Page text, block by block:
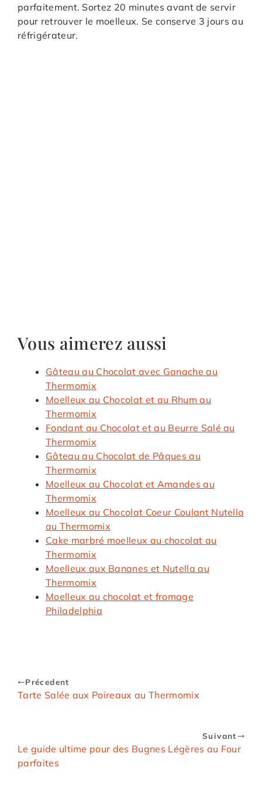
parfaitement. Sortez 20 minutes avant de servir
pour retrouver le moelleux. Se conserve 3 jours au
réfrigérateur.
Vous aimerez aussi
Gâteau au Chocolat avec Ganache au
Thermomix
Moelleux au Chocolat et au Rhum au
Thermomix
Fondant au Chocolat et au Beurre Salé au
Thermomix
Gâteau au Chocolat de Pâques au
Thermomix
Moelleux au Chocolat et Amandes au
Thermomix
Moelleux au Chocolat Coeur Coulant Nutella
au Thermomix
Cake marbré moelleux au chocolat au
Thermomix
Moelleux aux Bananes et Nutella au
Thermomix
Moelleux au chocolat et fromage
Philadelphia
Précedent
Tarte Salée aux Poireaux au Thermomix
Suivant
Le guide ultime pour des Bugnes Légères au Four
parfaites